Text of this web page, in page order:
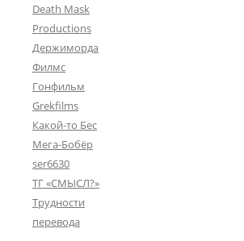
Death Mask
Productions
Держиморда
Филмс
Гонфильм
Grekfilms
Какой-то Бес
Мега-Бобёр
ser6630
ТГ «СМЫСЛ?»
Трудности
перевода